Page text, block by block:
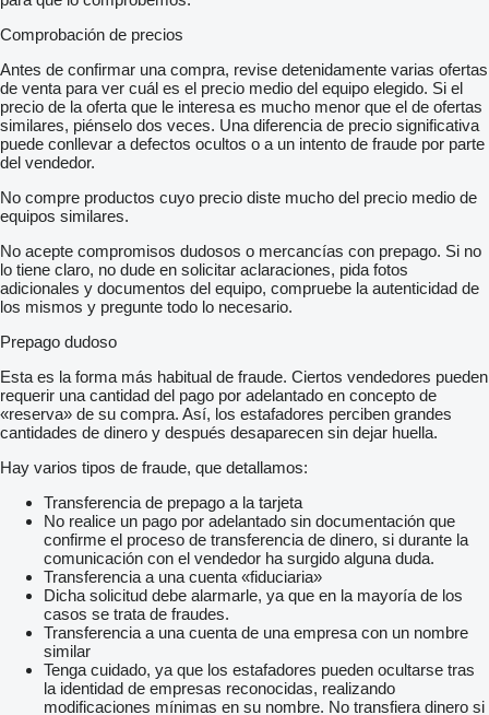
Comprobación de precios
Antes de confirmar una compra, revise detenidamente varias ofertas
de venta para ver cuál es el precio medio del equipo elegido. Si el
precio de la oferta que le interesa es mucho menor que el de ofertas
similares, piénselo dos veces. Una diferencia de precio significativa
puede conllevar a defectos ocultos o a un intento de fraude por parte
del vendedor.
No compre productos cuyo precio diste mucho del precio medio de
equipos similares.
No acepte compromisos dudosos o mercancías con prepago. Si no
lo tiene claro, no dude en solicitar aclaraciones, pida fotos
adicionales y documentos del equipo, compruebe la autenticidad de
los mismos y pregunte todo lo necesario.
Prepago dudoso
Esta es la forma más habitual de fraude. Ciertos vendedores pueden
requerir una cantidad del pago por adelantado en concepto de
«reserva» de su compra. Así, los estafadores perciben grandes
cantidades de dinero y después desaparecen sin dejar huella.
Hay varios tipos de fraude, que detallamos:
Transferencia de prepago a la tarjeta
No realice un pago por adelantado sin documentación que
confirme el proceso de transferencia de dinero, si durante la
comunicación con el vendedor ha surgido alguna duda.
Transferencia a una cuenta «fiduciaria»
Dicha solicitud debe alarmarle, ya que en la mayoría de los
casos se trata de fraudes.
Transferencia a una cuenta de una empresa con un nombre
similar
Tenga cuidado, ya que los estafadores pueden ocultarse tras
la identidad de empresas reconocidas, realizando
modificaciones mínimas en su nombre. No transfiera dinero si